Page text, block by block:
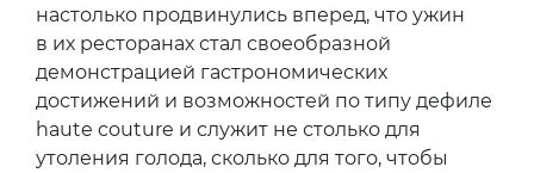
настолько продвинулись вперед, что ужин
в их ресторанах стал своеобразной
демонстрацией гастрономических
достижений и возможностей по типу дефиле
haute couture и служит не столько для
утоления голода, сколько для того, чтобы